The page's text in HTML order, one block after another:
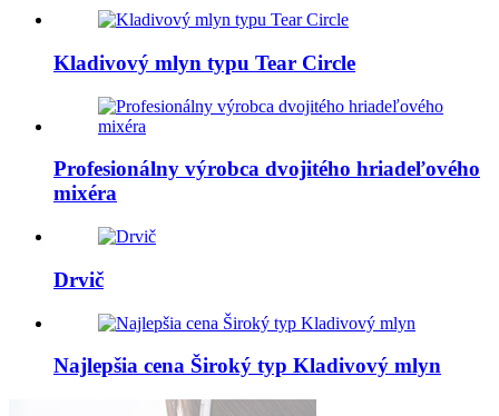
Kladivový mlyn typu Tear Circle
Profesionálny výrobca dvojitého hriadeľového
mixéra
Drvič
Najlepšia cena Široký typ Kladivový mlyn